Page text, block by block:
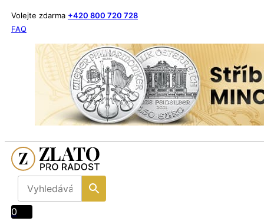
Volejte zdarma +420 800 720 728
FAQ
0